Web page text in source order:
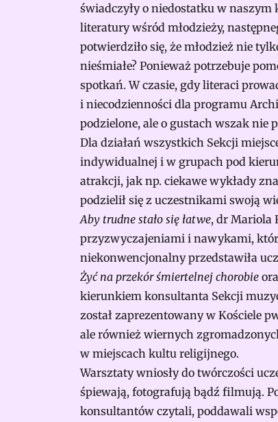
świadczyły o niedostatku w naszym
literatury wśród młodzieży,
potwierdziło się, że młodzież nie
nieśmiałe? Ponieważ potrzebuje
spotkań. W czasie, gdy literaci
i niecodzienności dla programu
podzielone, ale o gustach wszak nie
Dla działań wszystkich Sekcji
indywidualnej i w grupach pod
atrakcji, jak np. ciekawe wykłady
podzielił się z uczestnikami swoją
Aby trudne stało się łatwe, dr Mariola
przyzwyczajeniami i nawykami,
niekonwencjonalny przedstawiła
Żyć na przekór śmiertelnej chorobie
kierunkiem konsultanta Sekcji
został zaprezentowany w Kościele
ale również wiernych
w miejscach kultu religijnego.
Warsztaty wniosły do twórczości
śpiewają, fotografują bądź filmują.
konsultantów czytali, poddawali